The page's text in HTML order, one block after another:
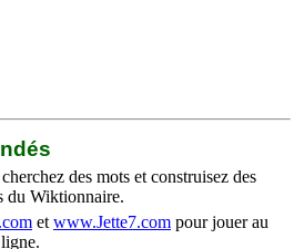
des mots et construisez des
du Wiktionnaire.
et www.Jette7.com pour jouer au